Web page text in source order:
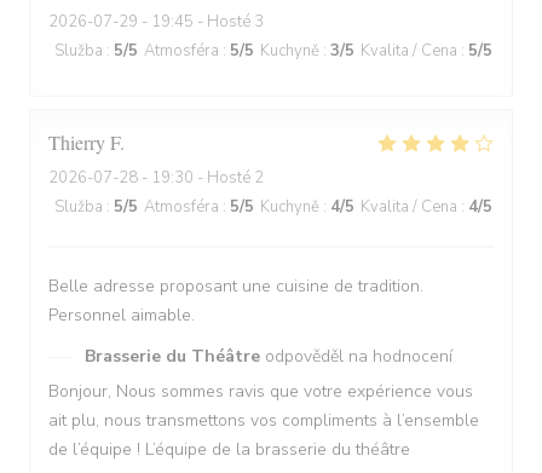
2026-07-29 - 19:45 - Hosté 3
Služba : 5/5 Atmosféra : 5/5 Kuchyně : 3/5 Kvalita / Cena : 5/5
ThierryF
2026-07-28 - 19:30 - Hosté 2
Služba : 5/5 Atmosféra : 5/5 Kuchyně : 4/5 Kvalita / Cena : 4/5
Belle adresse proposant une cuisine de tradition.
Personnel aimable.
Brasserie du Théâtre odpověděl na hodnocení
Bonjour, Nous sommes ravis que votre expérience vous
ait plu, nous transmettons vos compliments à l’ensemble
de l’équipe ! L’équipe de la brasserie du théâtre